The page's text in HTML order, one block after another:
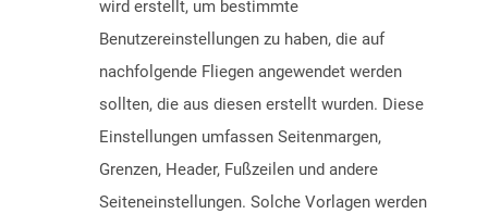
wird erstellt, um bestimmte
Benutzereinstellungen zu haben, die auf
nachfolgende Fliegen angewendet werden
sollten, die aus diesen erstellt wurden. Diese
Einstellungen umfassen Seitenmargen,
Grenzen, Header, Fußzeilen und andere
Seiteneinstellungen. Solche Vorlagen werden